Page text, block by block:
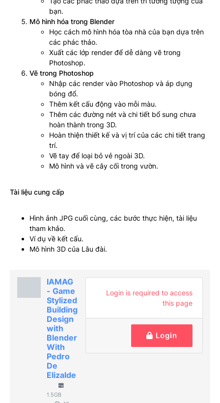
bạn.
Mô hình hóa trong Blender
Học cách mô hình hóa tòa nhà của bạn dựa trên
các phác thảo.
Xuất các lớp render để dễ dàng vẽ trong
Photoshop.
Vẽ trong Photoshop
Nhập các render vào Photoshop và áp dụng
bóng đổ.
Thêm kết cấu động vào mỗi màu.
Thêm các đường nét và chi tiết bổ sung chưa
hoàn thành trong 3D.
Hoàn thiện thiết kế và vị trí của các chi tiết trang
trí.
Vẽ tay để loại bỏ vẻ ngoài 3D.
Mô hình và vẽ cây cối trong vườn.
Tài liệu cung cấp
Hình ảnh JPG cuối cùng, các bước thực hiện, tài liệu
tham khảo.
Ví dụ về kết cấu.
Mô hình 3D của Lâu đài.
IAMAG
- Game
Stylized
Building
Design
with
Blender
With
Pedro
De
Elizalde
1.5GB
Login is required to access
this page
Login